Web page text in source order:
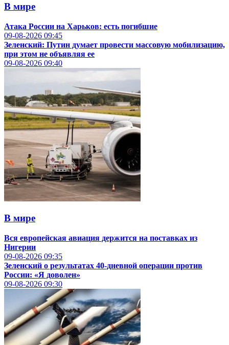
В мире
Атака России на Харьков: есть погибшие
09-08-2026 09:45
Зеленский: Путин думает провести массовую мобилизацию,
при этом не объявляя ее
09-08-2026 09:40
В мире
Вся европейская авиация держится на поставках из
Нигерии
09-08-2026 09:35
Зеленский о результатах 40-дневной операции против
России: «Я доволен»
09-08-2026 09:30